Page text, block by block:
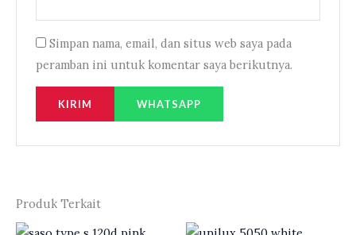
Simpan nama, email, dan situs web saya pada
peramban ini untuk komentar saya berikutnya.
WHATSAPP
Produk Terkait